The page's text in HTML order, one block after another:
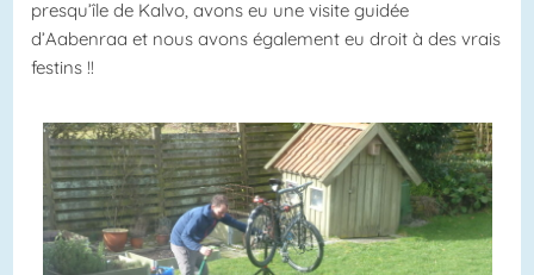
presqu’île de Kalvo, avons eu une visite guidée
d’Aabenraa et nous avons également eu droit à des vrais
festins !!